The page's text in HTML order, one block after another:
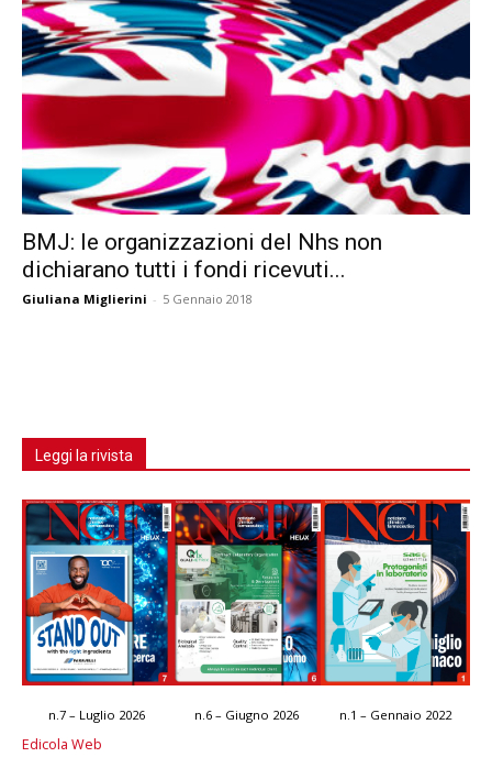
BMJ: le organizzazioni del Nhs non
dichiarano tutti i fondi ricevuti...
Giuliana Miglierini - 5 Gennaio 2018
Leggi la rivista
n.7 – Luglio 2026 n.6 – Giugno 2026 n.1 – Gennaio 2022
Edicola Web